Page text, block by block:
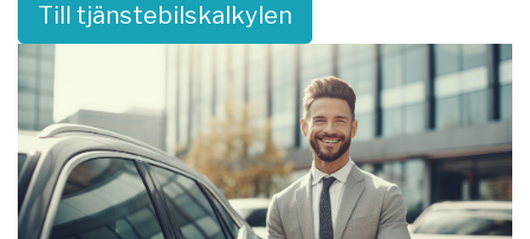
Till tjänstebilskalkylen